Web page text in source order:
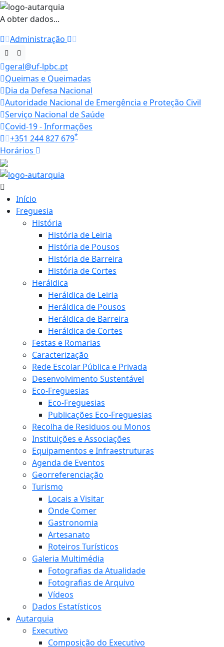
A obter dados...
Administração
geral@uf-lpbc.pt
Queimas e Queimadas
Dia da Defesa Nacional
Autoridade Nacional de Emergência e Proteção Civil
Serviço Nacional de Saúde
Covid-19 - Informações
+351 244 827 679*
Horários
Início
Freguesia
História
História de Leiria
História de Pousos
História de Barreira
História de Cortes
Heráldica
Heráldica de Leiria
Heráldica de Pousos
Heráldica de Barreira
Heráldica de Cortes
Festas e Romarias
Caracterização
Rede Escolar Pública e Privada
Desenvolvimento Sustentável
Eco-Freguesias
Eco-Freguesias
Publicações Eco-Freguesias
Recolha de Residuos ou Monos
Instituições e Associações
Equipamentos e Infraestruturas
Agenda de Eventos
Georreferenciação
Turismo
Locais a Visitar
Onde Comer
Gastronomia
Artesanato
Roteiros Turísticos
Galeria Multimédia
Fotografias da Atualidade
Fotografias de Arquivo
Vídeos
Dados Estatísticos
Autarquia
Executivo
Composição do Executivo